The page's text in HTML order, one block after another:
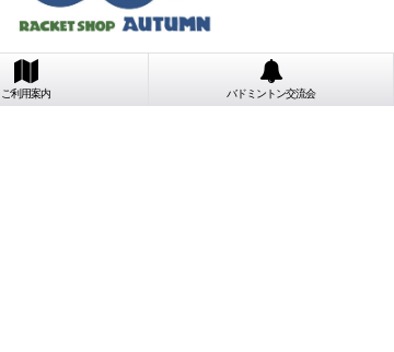
ご利用案内 バドミントン交流会